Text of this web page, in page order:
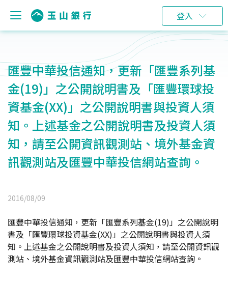
登入
匯豐中華投信通知，更新「匯豐系列基
金(19)」之公開說明書及「匯豐環球投
資基金(XX)」之公開說明書與投資人須
知。上述基金之公開說明書及投資人須
知，請至公開資訊觀測站、境外基金資
訊觀測站及匯豐中華投信網站查詢。
2016/08/09
匯豐中華投信通知，更新「匯豐系列基金(19)」之公開說明
書及「匯豐環球投資基金(XX)」之公開說明書與投資人須
知。上述基金之公開說明書及投資人須知，請至公開資訊觀
測站、境外基金資訊觀測站及匯豐中華投信網站查詢。